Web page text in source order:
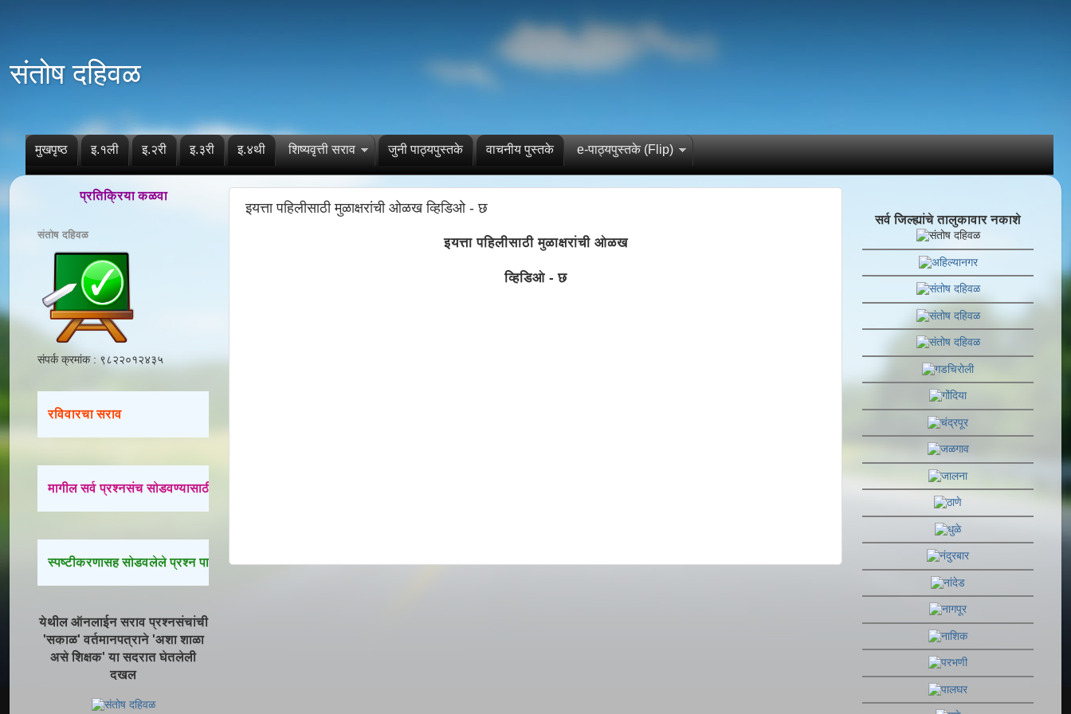
संतोष दहिवळ
मुखपृष्ठ इ.१ली इ.२री इ.३री इ.४थी शिष्यवृत्ती सराव जुनी पाठ्यपुस्तके वाचनीय पुस्तके e-पाठ्यपुस्तके (Flip)
इयत्ता पहिलीसाठी मुळाक्षरांची ओळख व्हिडिओ - छ
इयत्ता पहिलीसाठी मुळाक्षरांची ओळख
व्हिडिओ - छ
प्रतिक्रिया कळवा
संतोष दहिवळ
संपर्क क्रमांक : ९८२२०१२४३५
रविवारचा सराव
मागील सर्व प्रश्नसंच सोडवण्यासाठी येथे क्लिक करा.
स्पष्टीकरणासह सोडवलेले प्रश्न पाहण्यासाठी येथे क्लिक करा.
येथील ऑनलाईन सराव प्रश्नसंचांची
'सकाळ' वर्तमानपत्राने 'अशा शाळा
असे शिक्षक' या सदरात घेतलेली
दखल
सर्व जिल्ह्यांचे तालुकावार नकाशे